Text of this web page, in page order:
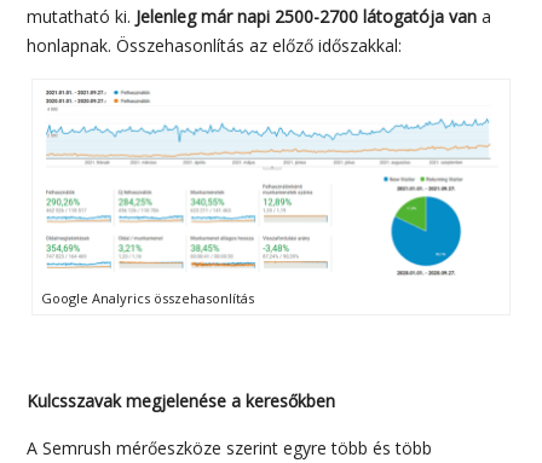
mutatható ki. Jelenleg már napi 2500-2700 látogatója van a
honlapnak. Összehasonlítás az előző időszakkal:
Google Analyrics összehasonlítás
Kulcsszavak megjelenése a keresőkben
A Semrush mérőeszköze szerint egyre több és több